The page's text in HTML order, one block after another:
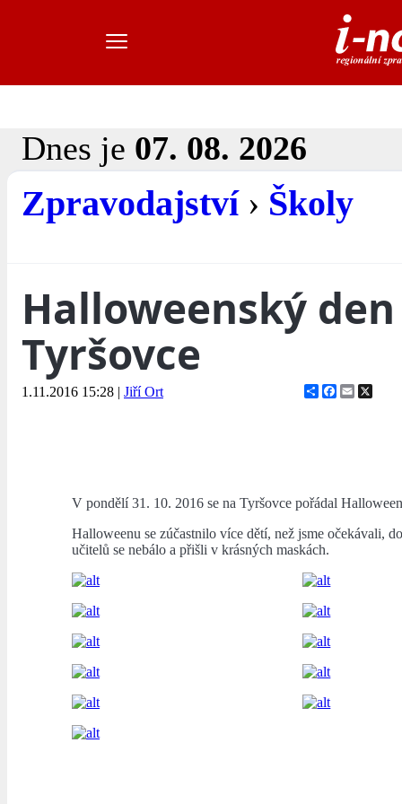
Dnes je 07. 08. 2026
Zpravodajství› Školy
Halloweenský
Tyršovce
1.11.2016 15:28 | Jiří Ort ShareFacebook
Email
V pondělí 31. 10. 2016 se na Tyršovce pořádal
Halloweenu se zúčastnilo více dětí, než jsme očekávali,
učitelů se nebálo a přišli v krásných maskách.